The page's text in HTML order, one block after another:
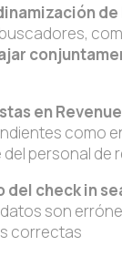
en
como
personal de
del check in
son
correctas